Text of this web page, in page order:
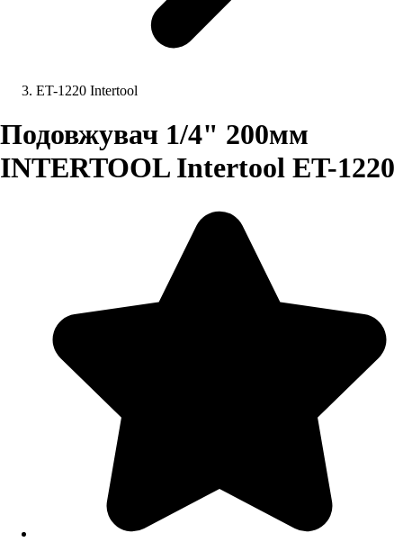
ET-1220 Intertool
Подовжувач 1/4" 200мм
INTERTOOL Intertool ET-1220